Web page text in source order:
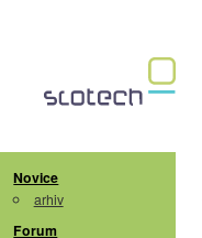
Novice
arhiv
Forum